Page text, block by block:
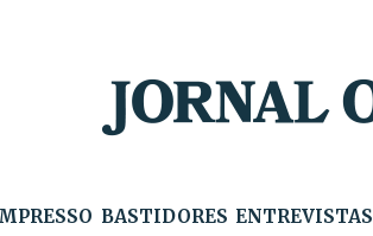
BASTIDORES ENTREVISTAS